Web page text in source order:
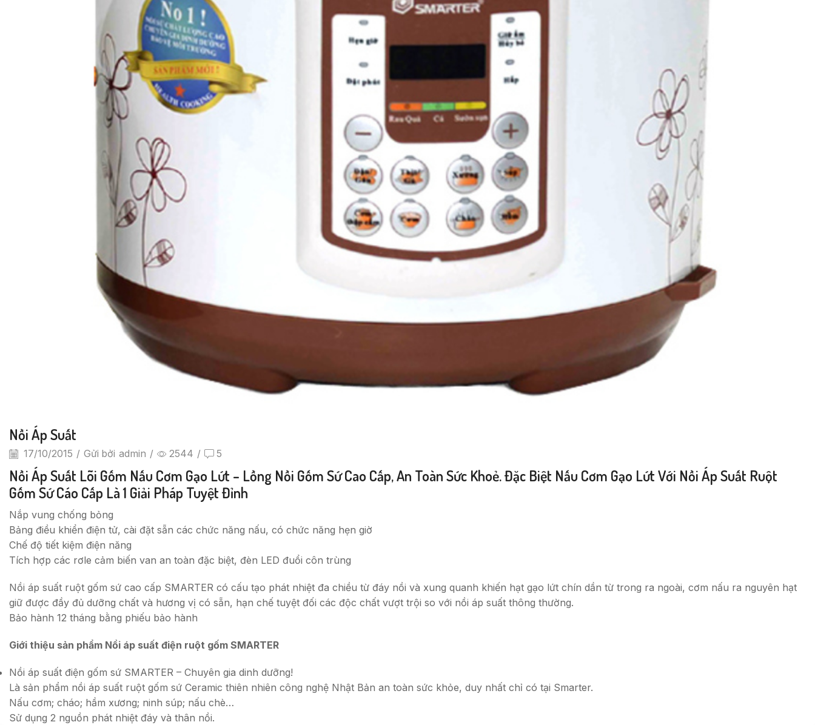
Nồi Áp Suất
17/10/2015 / Gửi bởi admin / 2544 / 5
Nồi Áp Suất Lõi Gốm Nấu Cơm Gạo Lứt – Lồng Nồi Gốm Sứ Cao Cấp, An Toàn Sức Khoẻ. Đặc Biệt Nấu Cơm Gạo Lứt Với Nồi Áp Suất Ruột
Gốm Sứ Cáo Cấp Là 1 Giải Pháp Tuyệt Đỉnh
Nắp vung chống bỏng
Bảng điều khiển điện tử, cài đặt sẵn các chức năng nấu, có chức năng hẹn giờ
Chế độ tiết kiệm điện năng
Tích hợp các rơle cảm biến van an toàn đặc biệt, đèn LED đuổi côn trùng
Nồi áp suất ruột gốm sứ cao cấp SMARTER có cấu tạo phát nhiệt đa chiều từ đáy nồi và xung quanh khiến hạt gạo lứt chín dần từ trong ra ngoài, cơm nấu ra nguyên hạt
giữ được đầy đủ dưỡng chất và hương vị có sẵn, hạn chế tuyệt đối các độc chất vượt trội so với nồi áp suất thông thường.
Bảo hành 12 tháng bằng phiếu bảo hành
Giới thiệu sản phẩm Nồi áp suất điện ruột gốm SMARTER
Nồi áp suất điện gốm sứ SMARTER – Chuyên gia dinh dưỡng!
Là sản phẩm nồi áp suất ruột gốm sứ Ceramic thiên nhiên công nghệ Nhật Bản an toàn sức khỏe, duy nhất chỉ có tại Smarter.
Nấu cơm; cháo; hầm xương; ninh súp; nấu chè…
Sử dụng 2 nguồn phát nhiệt đáy và thân nồi.